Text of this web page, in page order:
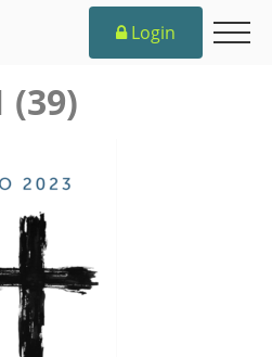
Login
(39)